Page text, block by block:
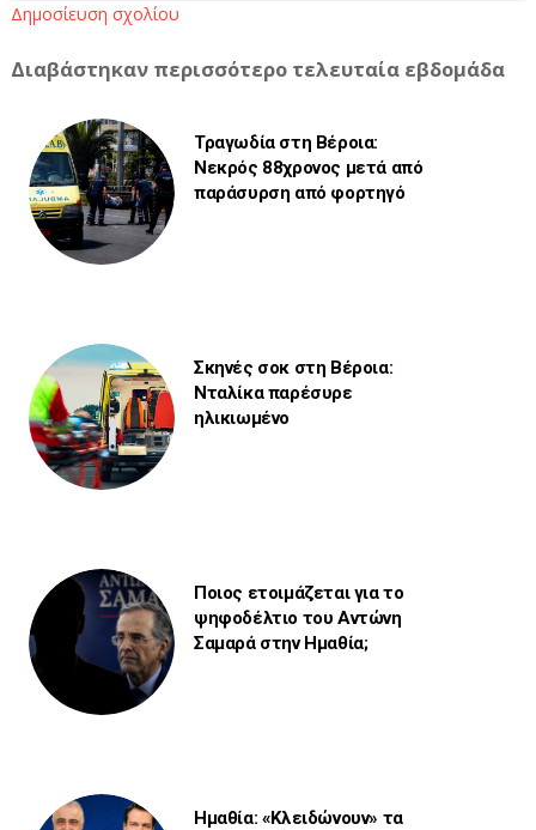
Δημοσίευση σχολίου
Διαβάστηκαν περισσότερο τελευταία εβδομάδα
Τραγωδία στη Βέροια:
Νεκρός 88χρονος μετά από
παράσυρση από φορτηγό
Σκηνές σοκ στη Βέροια:
Νταλίκα παρέσυρε
ηλικιωμένο
Ποιος ετοιμάζεται για το
ψηφοδέλτιο του Αντώνη
Σαμαρά στην Ημαθία;
Ημαθία: «Κλειδώνουν» τα